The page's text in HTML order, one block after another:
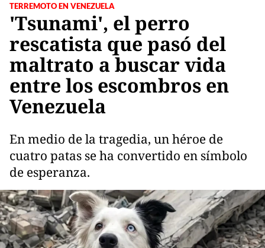
TERREMOTO EN VENEZUELA
'Tsunami', el perro
rescatista que pasó del
maltrato a buscar vida
entre los escombros en
Venezuela
En medio de la tragedia, un héroe de
cuatro patas se ha convertido en símbolo
de esperanza.